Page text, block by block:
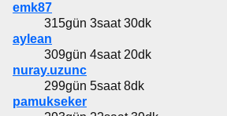
emk87
315gün 3saat 30dk
aylean
309gün 4saat 20dk
nuray.uzunc
299gün 5saat 8dk
pamukseker